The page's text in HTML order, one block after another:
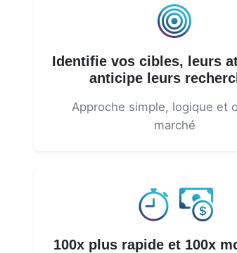
Identifie vos cibles, leurs
anticipe leurs
Approche simple, logique et
marché
100x plus rapide et 100x